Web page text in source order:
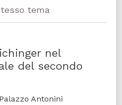
tema
nel
del secondo
Antonini